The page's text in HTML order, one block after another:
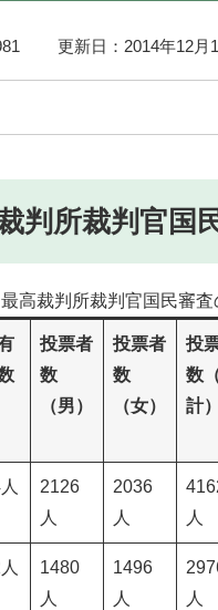
更新日：2014年12月
判所裁判官国
高裁判所裁判官国民審
投票者
数
（男）
投票者
数
（女）
投
数
計）
2126
人
2036
人
人
1480
人
1496
人
人